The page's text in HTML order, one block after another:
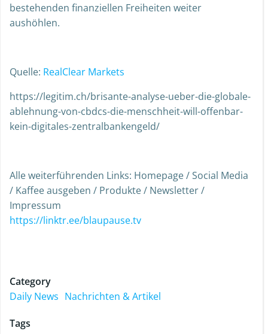
bestehenden finanziellen Freiheiten weiter
aushöhlen.
Quelle: RealClear Markets
https://legitim.ch/brisante-analyse-ueber-die-globale-
ablehnung-von-cbdcs-die-menschheit-will-offenbar-
kein-digitales-zentralbankengeld/
Alle weiterführenden Links: Homepage / Social Media
/ Kaffee ausgeben / Produkte / Newsletter /
Impressum
https://linktr.ee/blaupause.tv
Category
Daily News Nachrichten & Artikel
Tags